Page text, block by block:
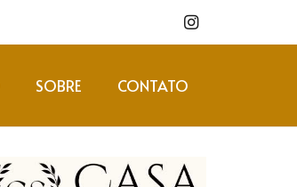
SOBRE CONTATO